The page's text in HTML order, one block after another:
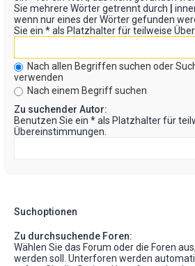
Sie mehrere Wörter getrennt durch
wenn nur eines der Wörter gefunden
Sie ein * als Platzhalter für teilweise
Nach allen Begriffen suchen oder
verwenden
Nach einem Begriff suchen
Zu suchender Autor:
Benutzen Sie ein * als Platzhalter für
Übereinstimmungen.
Suchoptionen
Zu durchsuchende Foren:
Wählen Sie das Forum oder die Foren
werden soll. Unterforen werden